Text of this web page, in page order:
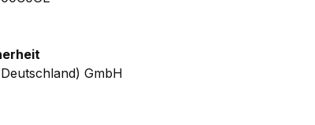
ab 1.38 kg
, 1 Jahr Depot/Bring-In-Herstellergarantie auf Akku
GmbH